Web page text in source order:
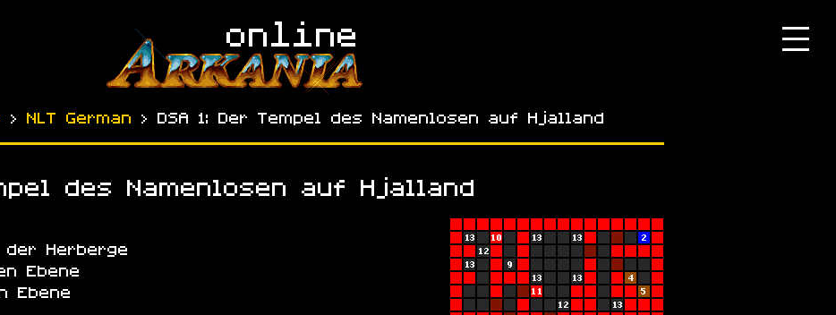
› NLT German › DSA 1: Der Tempel des Namenlosen auf Hjalland
des Namenlosen auf Hjalland
Herberge
Ebene
Ebene